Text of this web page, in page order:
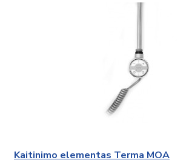
Kaitinimo elementas Terma MOA